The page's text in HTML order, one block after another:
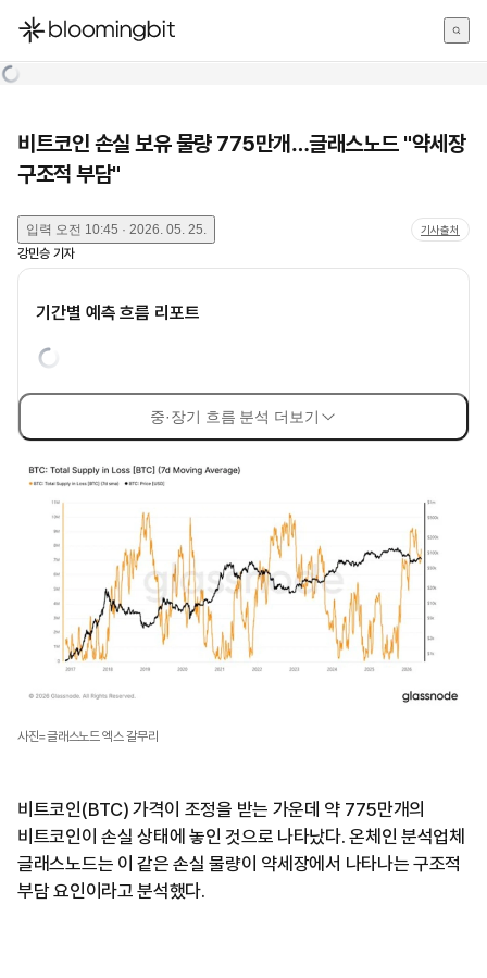
한국어
비트코인 손실 보유 물량 775만개…글래스노드 "약세장
구조적 부담"
입력 오전 10:45 · 2026. 05. 25. 기사출처
강민승 기자
기간별 예측 흐름 리포트
중·장기 흐름 분석 더보기
사진=글래스노드 엑스 갈무리
비트코인(BTC) 가격이 조정을 받는 가운데 약 775만개의
비트코인이 손실 상태에 놓인 것으로 나타났다. 온체인 분석업체
글래스노드는 이 같은 손실 물량이 약세장에서 나타나는 구조적
부담 요인이라고 분석했다.